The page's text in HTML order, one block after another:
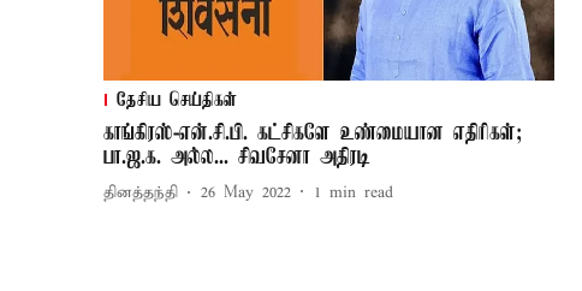
தேசிய செய்திகள்
காங்கிரஸ்-என்.சி.பி. கட்சிகளே உண்மையான எதிரிகள்;
பா.ஜ.க. அல்ல... சிவசேனா அதிரடி
தினத்தந்தி 26 May 2022 1 min read